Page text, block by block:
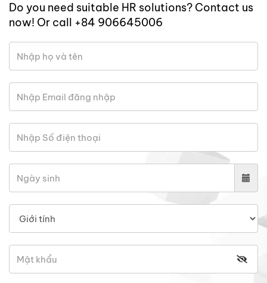
Do you need suitable HR solutions? Contact us
now! Or call +84 906645006